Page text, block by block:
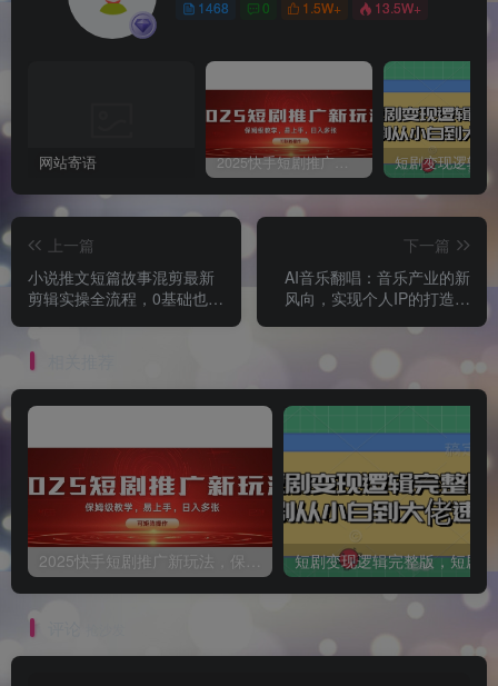
1468 0 1.5W+ 13.5W+
网站寄语 2025快手短剧推广新玩法，保姆级教学，日入多张，可矩阵操作
上一篇
小说推文短篇故事混剪最新
剪辑实操全流程，0基础也能
下一篇
AI音乐翻唱：音乐产业的新
风向，实现个人IP的打造和
2025快手短剧推广新玩法，保姆级教学，日入多张，可矩阵操作